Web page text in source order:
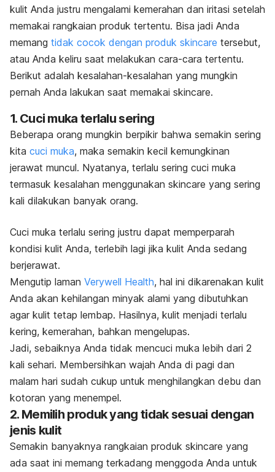
kulit Anda justru mengalami kemerahan dan iritasi setelah
memakai rangkaian produk tertentu. Bisa jadi Anda
memang tidak cocok dengan produk skincare tersebut,
atau Anda keliru saat melakukan cara-cara tertentu.
Berikut adalah kesalahan-kesalahan yang mungkin
pernah Anda lakukan saat memakai skincare.
1. Cuci muka terlalu sering
Beberapa orang mungkin berpikir bahwa semakin sering
kita cuci muka, maka semakin kecil kemungkinan
jerawat muncul. Nyatanya, terlalu sering cuci muka
termasuk kesalahan menggunakan skincare yang sering
kali dilakukan banyak orang.
Cuci muka terlalu sering justru dapat memperparah
kondisi kulit Anda, terlebih lagi jika kulit Anda sedang
berjerawat.
Mengutip laman Verywell Health, hal ini dikarenakan kulit
Anda akan kehilangan minyak alami yang dibutuhkan
agar kulit tetap lembap. Hasilnya, kulit menjadi terlalu
kering, kemerahan, bahkan mengelupas.
Jadi, sebaiknya Anda tidak mencuci muka lebih dari 2
kali sehari. Membersihkan wajah Anda di pagi dan
malam hari sudah cukup untuk menghilangkan debu dan
kotoran yang menempel.
2. Memilih produk yang tidak sesuai dengan
jenis kulit
Semakin banyaknya rangkaian produk skincare yang
ada saat ini memang terkadang menggoda Anda untuk